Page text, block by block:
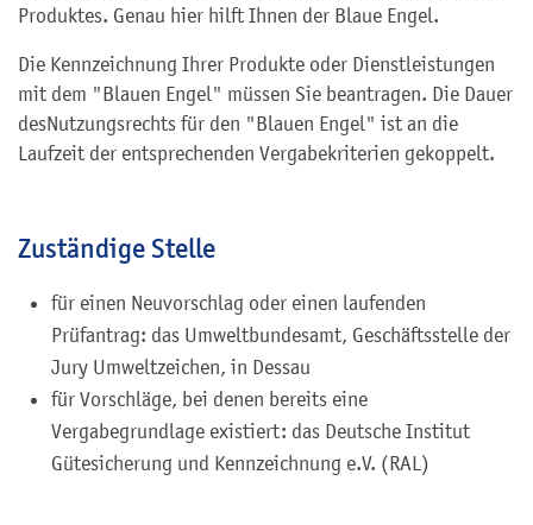
Produktes. Genau hier hilft Ihnen der Blaue Engel.
Die Kennzeichnung Ihrer Produkte oder Dienstleistungen
mit dem "Blauen Engel" müssen Sie beantragen. Die Dauer
desNutzungsrechts für den "Blauen Engel" ist an die
Laufzeit der entsprechenden Vergabekriterien gekoppelt.
Zuständige Stelle
für einen Neuvorschlag oder einen laufenden
Prüfantrag: das Umweltbundesamt, Geschäftsstelle der
Jury Umweltzeichen, in Dessau
für Vorschläge, bei denen bereits eine
Vergabegrundlage existiert: das Deutsche Institut
Gütesicherung und Kennzeichnung e.V. (RAL)